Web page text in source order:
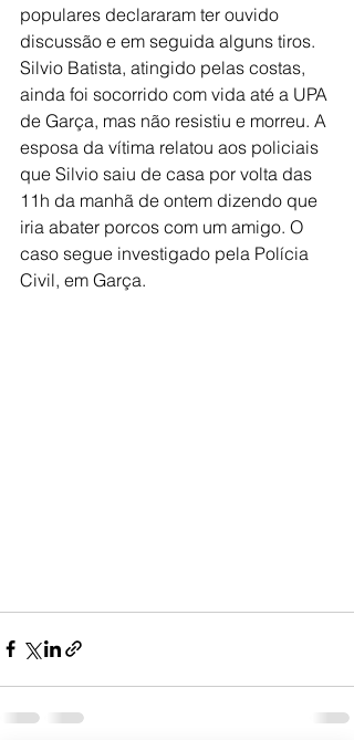
populares declararam ter ouvido
discussão e em seguida alguns tiros.
Silvio Batista, atingido pelas costas,
ainda foi socorrido com vida até a UPA
de Garça, mas não resistiu e morreu. A
esposa da vítima relatou aos policiais
que Silvio saiu de casa por volta das
11h da manhã de ontem dizendo que
iria abater porcos com um amigo. O
caso segue investigado pela Polícia
Civil, em Garça.